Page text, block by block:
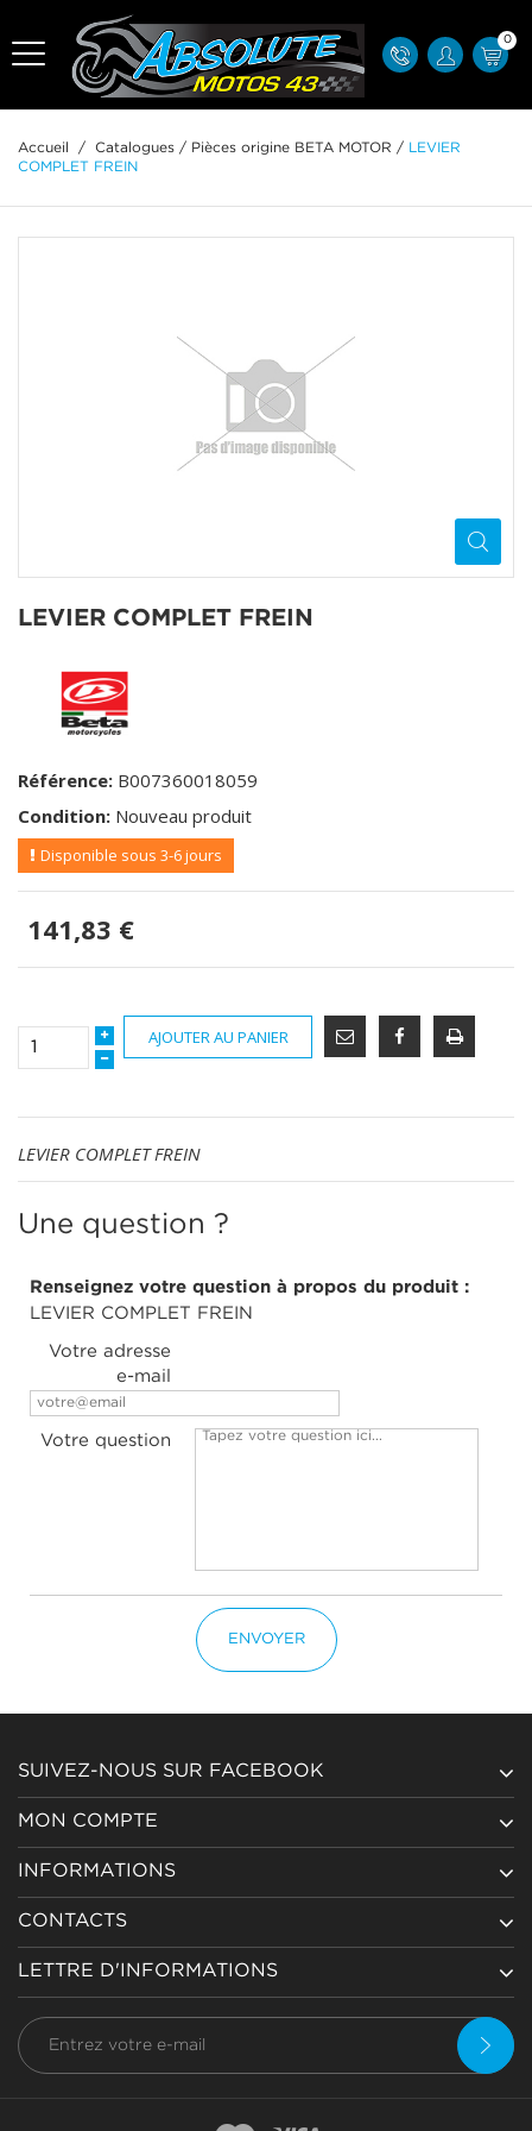
0
Accueil / Catalogues / Pièces origine BETA MOTOR /
LEVIER
COMPLET FREIN
LEVIER COMPLET FREIN
Référence: B007360018059
Condition: Nouveau produit
Disponible sous 3-6 jours
141,83 €
AJOUTER AU PANIER
LEVIER COMPLET FREIN
Une question ?
Renseignez votre question à propos du produit :
LEVIER COMPLET FREIN
Votre adresse
e-mail
Votre question
ENVOYER
SUIVEZ-NOUS SUR FACEBOOK
MON COMPTE
INFORMATIONS
CONTACTS
LETTRE D'INFORMATIONS